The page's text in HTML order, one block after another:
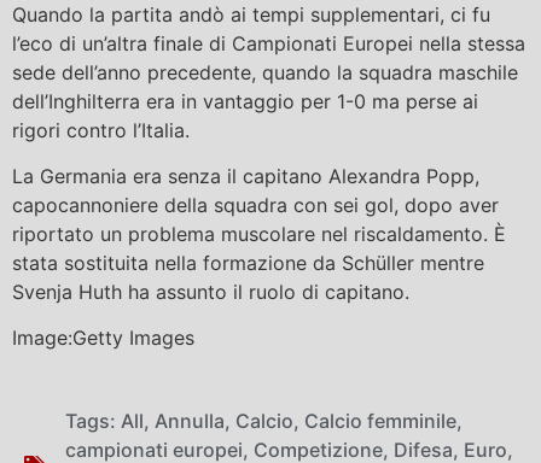
Quando la partita andò ai tempi supplementari, ci fu
l’eco di un’altra finale di Campionati Europei nella stessa
sede dell’anno precedente, quando la squadra maschile
dell’Inghilterra era in vantaggio per 1-0 ma perse ai
rigori contro l’Italia.
La Germania era senza il capitano Alexandra Popp,
capocannoniere della squadra con sei gol, dopo aver
riportato un problema muscolare nel riscaldamento. È
stata sostituita nella formazione da Schüller mentre
Svenja Huth ha assunto il ruolo di capitano.
Image:Getty Images
Tags: All, Annulla, Calcio, Calcio femminile,
campionati europei, Competizione, Difesa, Euro,